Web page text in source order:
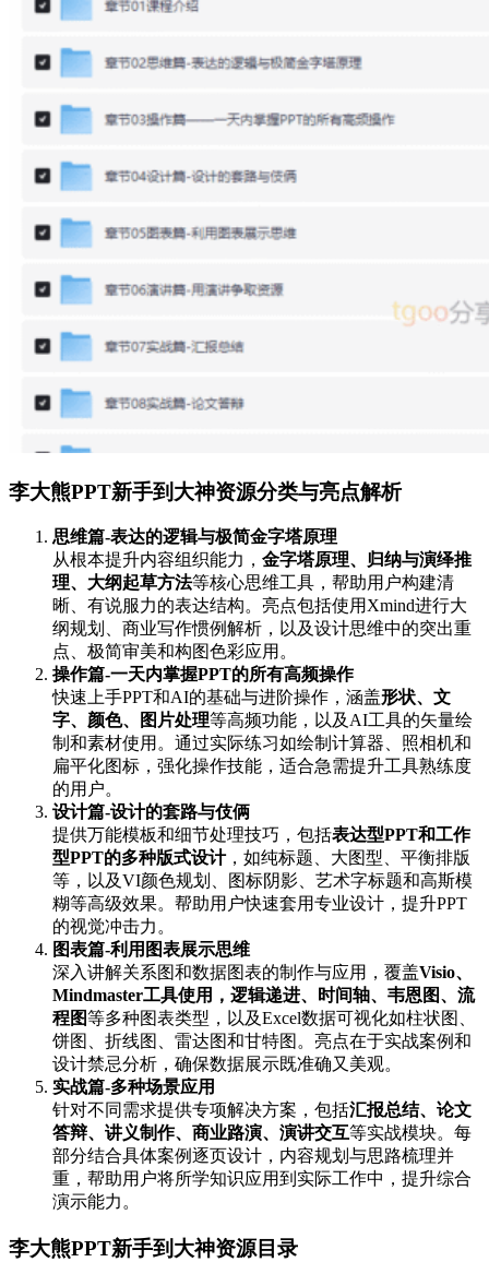
李大熊PPT新手到大神资源分类与亮点解析
思维篇-表达的逻辑与极简金字塔原理
从根本提升内容组织能力， 金字塔原理、归纳与演绎推
理、大纲起草方法等核心思维工具，帮助用户构建清
晰、有说服力的表达结构。亮点包括使用Xmind进行大
纲规划、商业写作惯例解析，以及设计思维中的突出重
点、极简审美和构图色彩应用。
操作篇-一天内掌握PPT的所有高频操作
快速上手PPT和AI的基础与进阶操作，涵盖形状、文
字、颜色、图片处理等高频功能，以及AI工具的矢量绘
制和素材使用。通过实际练习如绘制计算器、照相机和
扁平化图标，强化操作技能，适合急需提升工具熟练度
的用户。
设计篇-设计的套路与伎俩
提供万能模板和细节处理技巧，包括表达型PPT和工作
型PPT的多种版式设计，如纯标题、大图型、平衡排版
等，以及VI颜色规划、图标阴影、艺术字标题和高斯模
糊等高级效果。帮助用户快速套用专业设计，提升PPT
的视觉冲击力。
图表篇-利用图表展示思维
深入讲解关系图和数据图表的制作与应用，覆盖Visio、
Mindmaster工具使用，逻辑递进、时间轴、韦恩图、流
程图等多种图表类型，以及Excel数据可视化如柱状图、
饼图、折线图、雷达图和甘特图。亮点在于实战案例和
设计禁忌分析，确保数据展示既准确又美观。
实战篇-多种场景应用
针对不同需求提供专项解决方案，包括汇报总结、论文
答辩、讲义制作、商业路演、演讲交互等实战模块。每
部分结合具体案例逐页设计，内容规划与思路梳理并
重，帮助用户将所学知识应用到实际工作中，提升综合
演示能力。
李大熊PPT新手到大神资源目录